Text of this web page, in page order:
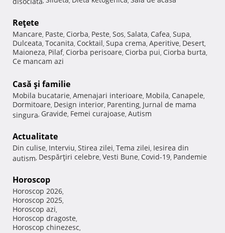
Reţete
Mancare, Paste, Ciorba, Peste, Sos, Salata, Cafea, Supa,
Dulceata, Tocanita, Cocktail, Supa crema, Aperitive, Desert,
Maioneza, Pilaf, Ciorba perisoare, Ciorba pui, Ciorba burta,
Ce mancam azi
Casă şi familie
Mobila bucatarie, Amenajari interioare, Mobila, Canapele,
Dormitoare, Design interior, Parenting, Jurnal de mama
singura, Gravide, Femei curajoase, Autism
Actualitate
Din culise, Interviu, Stirea zilei, Tema zilei, Iesirea din
autism, Despărţiri celebre, Vesti Bune, Covid-19, Pandemie
Horoscop
Horoscop 2026,
Horoscop 2025,
Horoscop azi,
Horoscop dragoste,
Horoscop chinezesc,